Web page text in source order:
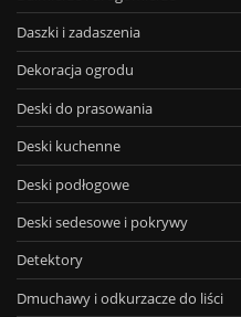
Daszki i zadaszenia
Dekoracja ogrodu
Deski do prasowania
Deski kuchenne
Deski podłogowe
Deski sedesowe i pokrywy
Detektory
Dmuchawy i odkurzacze do liści